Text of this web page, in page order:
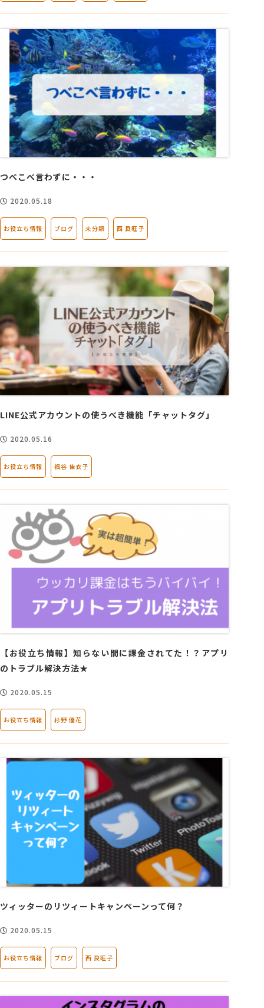
つべこべ言わずに・・・
2020.05.18
お役立ち情報 ブログ 未分類 西 良旺子
LINE公式アカウントの使うべき機能「チャットタグ」
2020.05.16
お役立ち情報 福谷 佳衣子
【お役立ち情報】知らない間に課金されてた！？アプリ
のトラブル解決方法★
2020.05.15
お役立ち情報 杉野 優花
ツィッターのリツィートキャンペーンって何？
2020.05.15
お役立ち情報 ブログ 西 良旺子